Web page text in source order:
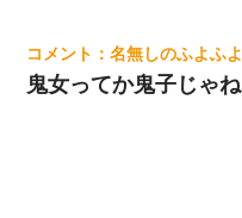
名無しのふよふよ
鬼女ってか鬼子じゃね